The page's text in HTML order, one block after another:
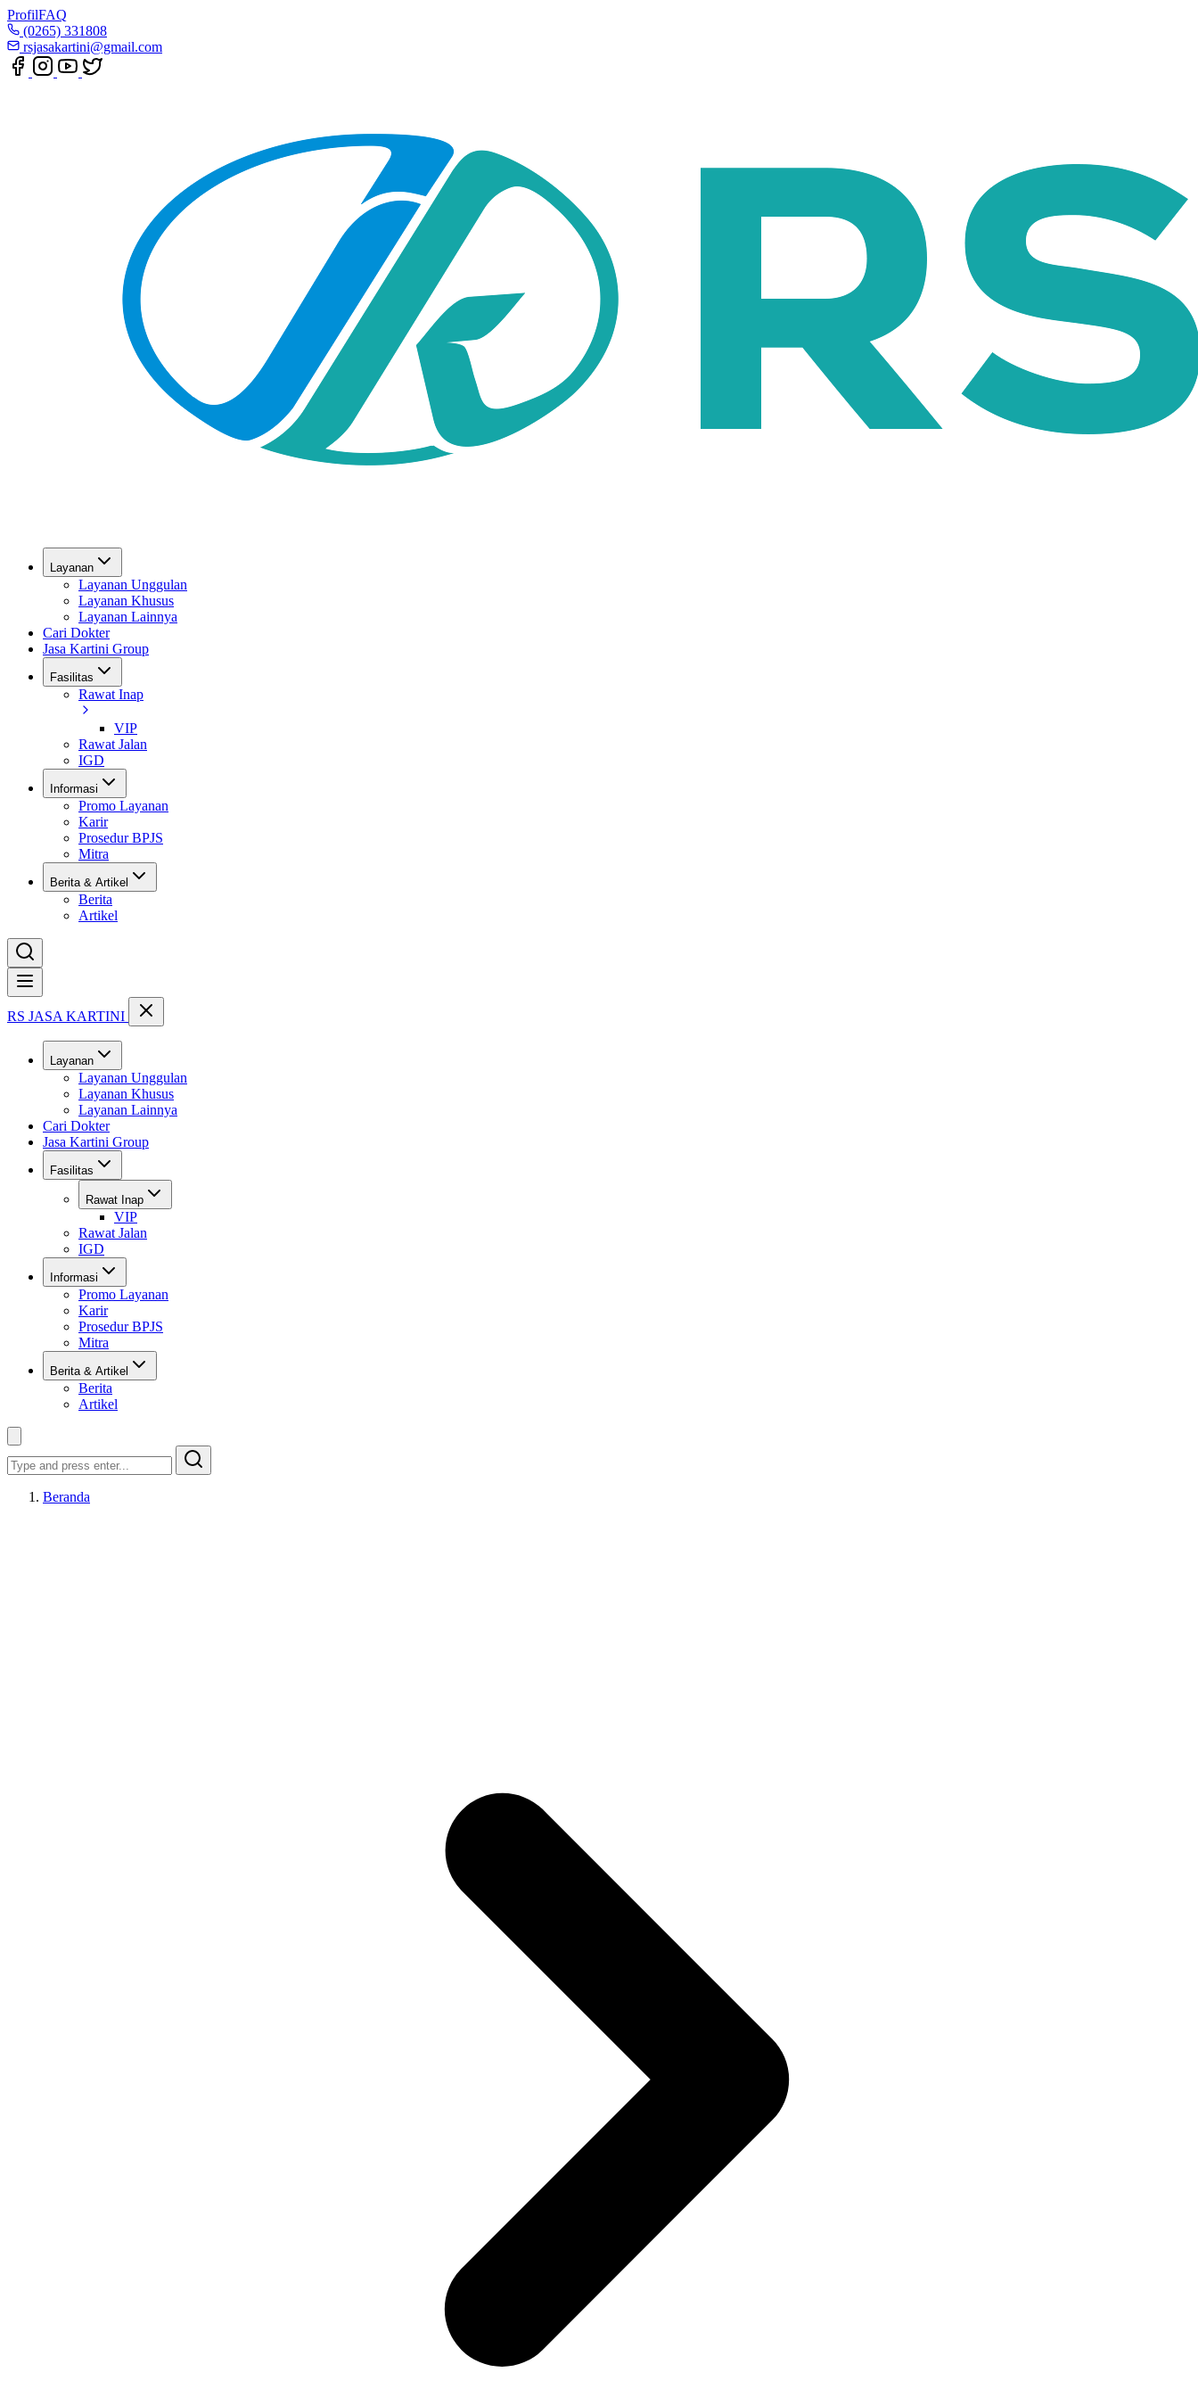
ProfilFAQ
(0265) 331808
rsjasakartini@gmail.com
Layanan
Layanan Unggulan
Layanan Khusus
Layanan Lainnya
Cari Dokter
Jasa Kartini Group
Fasilitas
Rawat Inap
VIP
Rawat Jalan
IGD
Informasi
Promo Layanan
Karir
Prosedur BPJS
Mitra
Berita & Artikel
Berita
Artikel
Buka menu
RS JASA KARTINI
Layanan
Layanan Unggulan
Layanan Khusus
Layanan Lainnya
Cari Dokter
Jasa Kartini Group
Fasilitas
Rawat Inap
VIP
Rawat Jalan
IGD
Informasi
Promo Layanan
Karir
Prosedur BPJS
Mitra
Berita & Artikel
Berita
Artikel
Search
Beranda